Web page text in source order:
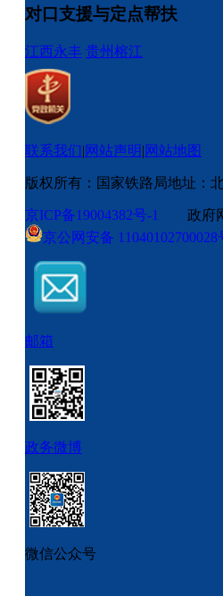
对口支援与定点帮扶
江西永丰 贵州榕江
联系我们|网站声明|网站地图
版权所有：国家铁路局地址：
京ICP备19004382号-1
政府网
京公网安备 11040102700028
邮箱
政务微博
微信公众号